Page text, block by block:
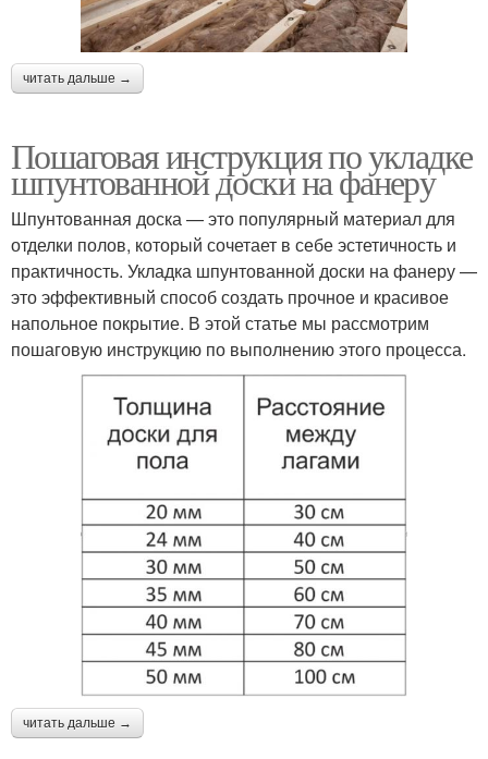
читать дальше →
Пошаговая инструкция по укладке
шпунтованной доски на фанеру
Шпунтованная доска — это популярный материал для
отделки полов, который сочетает в себе эстетичность и
практичность. Укладка шпунтованной доски на фанеру —
это эффективный способ создать прочное и красивое
напольное покрытие. В этой статье мы рассмотрим
пошаговую инструкцию по выполнению этого процесса.
читать дальше →